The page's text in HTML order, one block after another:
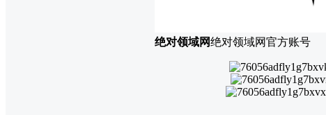
绝对领域网绝对领域网官方账号